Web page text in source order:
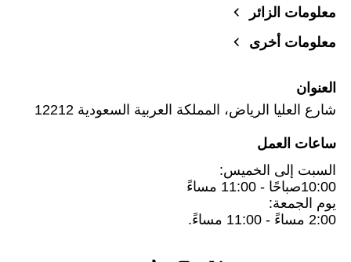
معلومات الزائر
معلومات أخرى
العنوان
شارع العليا الرياض، المملكة العربية السعودية 12212
ساعات العمل
السبت إلى الخميس:
10:00صباحًا - 11:00 مساءً
يوم الجمعة:
2:00 مساءً - 11:00 مساءً.